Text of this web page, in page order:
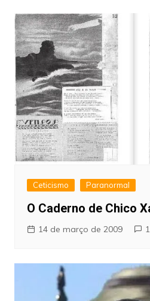
Ceticismo Paranormal
O Caderno de Chico
14 de março de 2009